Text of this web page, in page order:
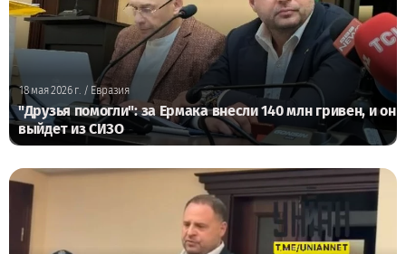
18 мая 2026 г./ Евразия
"Друзья помогли": за Ермака внесли 140 млн гривен, и он
выйдет из СИЗО